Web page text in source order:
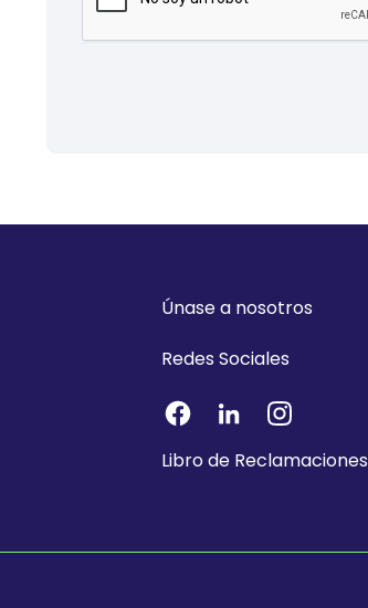
Únase a nosotros
Redes Sociales
Libro de Reclamaciones